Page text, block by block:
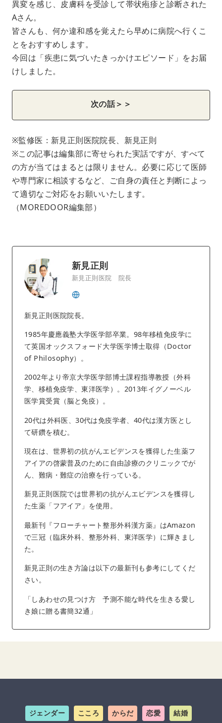
異変を感じ、皮膚科を受診して帯状疱疹と診断された
Aさん。
皆さんも、何か違和感を覚えたら早めに病院へ行くこ
とをおすすめします。
今回は「疾患に気づいたきっかけエピソード」をお届
けしました。
次の話＞＞
※監修医：新見正則医院院長、新見正則
※この記事は編集部に寄せられた実話ですが、すべて
の方が当てはまるとは限りません。必要に応じて医師
や専門家に相談するなど、ご自身の責任と判断によっ
て適切なご対応をお願いいたします。
（MOREDOOR編集部）
新見正則
新見正則医院 院長
新見正則医院院長。
1985年慶應義塾大学医学部卒業。98年移植免疫学に
て英国オックスフォード大学医学博士取得（Doctor
of Philosophy）。
2002年より帝京大学医学部博士課程指導教授（外科
学、移植免疫学、東洋医学）。2013年イグノーベル
医学賞受賞（脳と免疫）。
20代は外科医、30代は免疫学者、40代は漢方医とし
て研鑽を積む。
現在は、世界初の抗がんエビデンスを獲得した生薬フ
アイアの啓蒙普及のために自由診療のクリニックでが
ん、難病・難症の治療を行っている。
新見正則医院では世界初の抗がんエビデンスを獲得し
た生薬「フアイア」を使用。
最新刊『フローチャート整形外科漢方薬』はAmazon
で三冠（臨床外科、整形外科、東洋医学）に輝きまし
た。
新見正則の生き方論は以下の最新刊も参考にしてくだ
さい。
「しあわせの見つけ方 予測不能な時代を生きる愛し
き娘に贈る書簡32通」
ジェンダー こころ からだ 恋愛 結婚